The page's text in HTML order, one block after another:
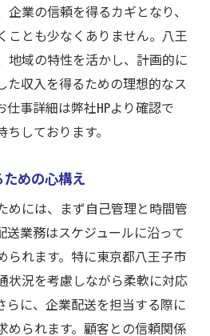
つけるためのテクニック
るためのツール活用法
事情を理解する
るための時間管理法
えるための工夫
王子市での軽貨物企業配送
おくべき基本情報
業配送の始め方
期投資について
送で注意すべきポイント
業の信頼を得るカギとなり、
ことも少なくありません。八王
地域の特性を活かし、計画的に
た収入を得るための理想的なス
事詳細は弊社HPより確認で
しております。
めの心構え
めには、まず自己管理と時間管
送業務はスケジュールに沿って
られます。特に東京都八王子市
状況を考慮しながら柔軟に対応
らに、企業配送を担当する際に
められます。顧客との信頼関係